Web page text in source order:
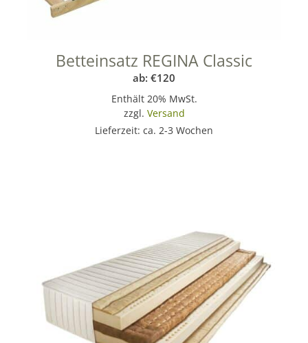
Betteinsatz REGINA Classic
ab: €120
Enthält 20% MwSt.
zzgl. Versand
Lieferzeit: ca. 2-3 Wochen